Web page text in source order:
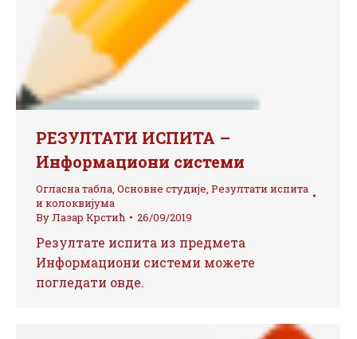
РЕЗУЛТАТИ ИСПИТА –
Информациони системи
Огласна табла, Основне студије, Резултати испита
и колоквијума
ByЛазар Крстић 26/09/2019
Резултате испита из предмета
Информациони системи можете
погледати овде.